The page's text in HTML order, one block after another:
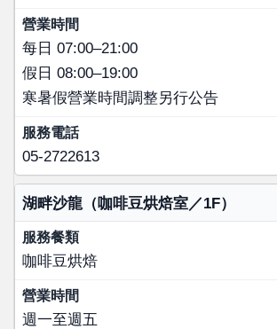
每日 07:00–21:00
假日 08:00–19:00
寒暑假營業時間調整另行公告
05-2722613
湖畔沙龍（咖啡豆烘焙室／1F）
咖啡豆烘焙
週一至週五